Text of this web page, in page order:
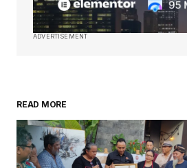
ADVERTISEMENT
READ MORE